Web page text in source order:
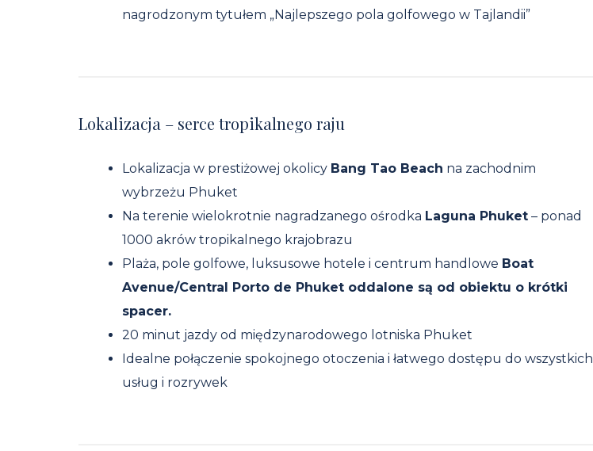
nagrodzonym tytułem „Najlepszego pola golfowego w Tajlandii”
Lokalizacja – serce tropikalnego raju
Lokalizacja w prestiżowej okolicy Bang Tao Beach na zachodnim
wybrzeżu Phuket
Na terenie wielokrotnie nagradzanego ośrodka Laguna Phuket – ponad
1000 akrów tropikalnego krajobrazu
Plaża, pole golfowe, luksusowe hotele i centrum handlowe Boat
Avenue/Central Porto de Phuket oddalone są od obiektu o krótki
spacer.
20 minut jazdy od międzynarodowego lotniska Phuket
Idealne połączenie spokojnego otoczenia i łatwego dostępu do wszystkich
usług i rozrywek